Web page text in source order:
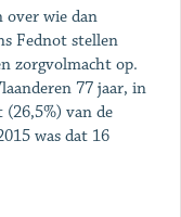
over wie dan
Fednot stellen
zorgvolmacht op.
77 jaar, in
van de
was dat 16